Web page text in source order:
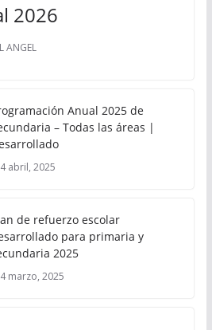
2026
ANGEL
Anual 2025 de
– Todas las áreas |
4 abril, 2025
de refuerzo escolar
para primaria y
2025
4 marzo, 2025